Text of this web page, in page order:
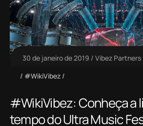
30 de janeiro de 2019
Vibez Partners
#WikiVibez
#WikiVibez: Conheça a
tempo do Ultra Music